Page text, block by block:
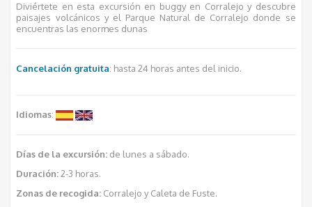
Diviértete en esta excursión en buggy en Corralejo y descubre
paisajes volcánicos y el Parque Natural de Corralejo donde se
encuentras las enormes dunas
Cancelación gratuita: hasta 24 horas antes del inicio.
Idiomas:
Días de la excursión: de lunes a sábado.
Duración:2-3 horas.
Zonas de recogida: Corralejo y Caleta de Fuste.